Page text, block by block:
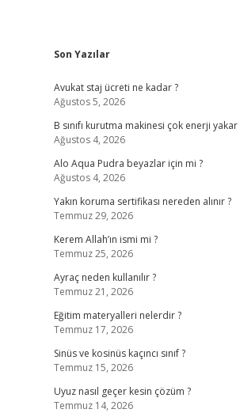
Sidebar
Son Yazılar
Avukat staj ücreti ne kadar ?
Ağustos 5, 2026
B sınıfı kurutma makinesi çok enerji yakar
Ağustos 4, 2026
Alo Aqua Pudra beyazlar için mi ?
Ağustos 4, 2026
Yakın koruma sertifikası nereden alınır ?
Temmuz 29, 2026
Kerem Allah’ın ismi mi ?
Temmuz 25, 2026
Ayraç neden kullanılır ?
Temmuz 21, 2026
Eğitim materyalleri nelerdir ?
Temmuz 17, 2026
Sinüs ve kosinüs kaçıncı sınıf ?
Temmuz 15, 2026
Uyuz nasıl geçer kesin çözüm ?
Temmuz 14, 2026